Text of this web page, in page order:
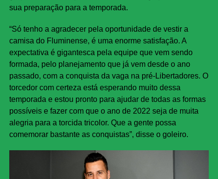
sua preparação para a temporada.
“Só tenho a agradecer pela oportunidade de vestir a
camisa do Fluminense, é uma enorme satisfação. A
expectativa é gigantesca pela equipe que vem sendo
formada, pelo planejamento que já vem desde o ano
passado, com a conquista da vaga na pré-Libertadores. O
torcedor com certeza está esperando muito dessa
temporada e estou pronto para ajudar de todas as formas
possíveis e fazer com que o ano de 2022 seja de muita
alegria para a torcida tricolor. Que a gente possa
comemorar bastante as conquistas”, disse o goleiro.